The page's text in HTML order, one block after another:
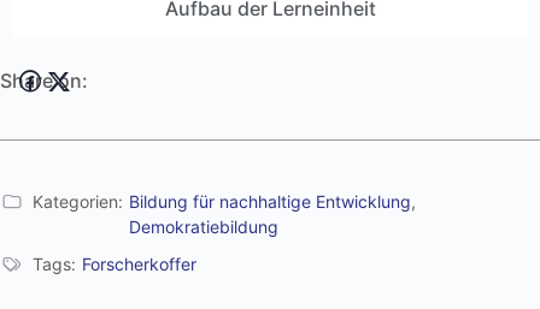
Aufbau der Lerneinheit
Share on:
Kategorien: Bildung für nachhaltige Entwicklung,
Demokratiebildung
Tags: Forscherkoffer